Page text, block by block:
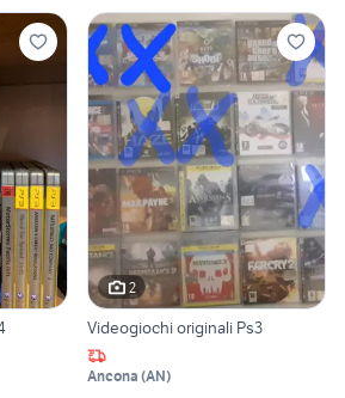
2
Videogiochi originali Ps3
Ancona (AN)